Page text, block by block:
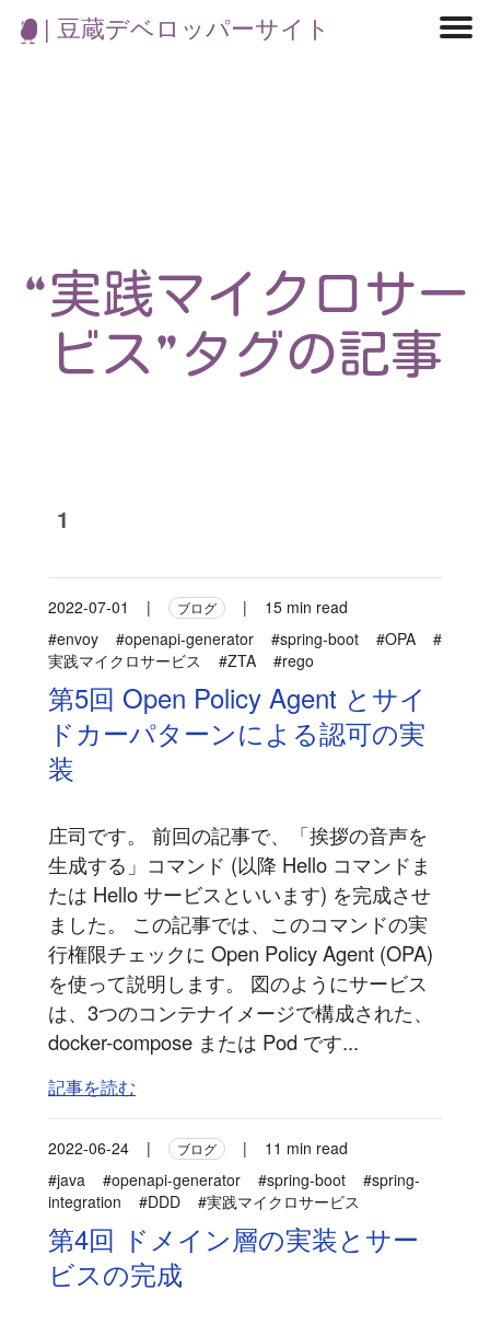
| 豆蔵デベロッパーサイト
“実践マイクロサー
ビス”タグの記事
1
2022-07-01 | ブログ |
15 min read
#envoy
#openapi-generator #spring-boot #OPA
#
実践マイクロサービス
#ZTA #rego
第5回 Open Policy Agent とサイ
ドカーパターンによる認可の実
装
庄司です。 前回の記事で、「挨拶の音声を
生成する」コマンド (以降 Hello コマンドま
たは Hello サービスといいます) を完成させ
ました。 この記事では、このコマンドの実
行権限チェックに Open Policy Agent (OPA)
を使って説明します。 図のようにサービス
は、3つのコンテナイメージで構成された、
docker-compose または Pod です...
記事を読む
2022-06-24 | ブログ |
11 min read
#java
#openapi-generator #spring-boot
#spring-
integration
#DDD #実践マイクロサービス
第4回 ドメイン層の実装とサー
ビスの完成